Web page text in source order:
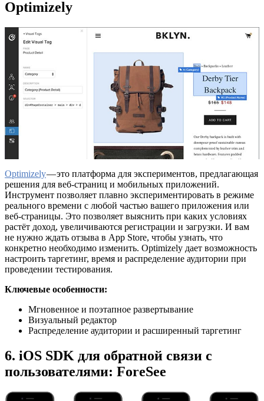
Optimizely
Optimizely— это платформа для экспериментов, предлагающая
решения для веб-страниц и мобильных приложений.
Инструмент позволяет плавно экспериментировать в режиме
реального времени с любой частью вашего приложения или
веб-страницы. Это позволяет выяснить при каких условиях
растёт доход, увеличиваются регистрации и загрузки. И вам
не нужно ждать отзыва в App Store, чтобы узнать, что
конкретно необходимо изменить. Optimizely дает возможность
настроить таргетинг, время и распределение аудитории при
проведении тестирования.
Ключевые особенности:
Мгновенное и поэтапное развертывание
Визуальный редактор
Распределение аудитории и расширенный таргетинг
6. iOS SDK для обратной связи с
пользователями: ForeSee